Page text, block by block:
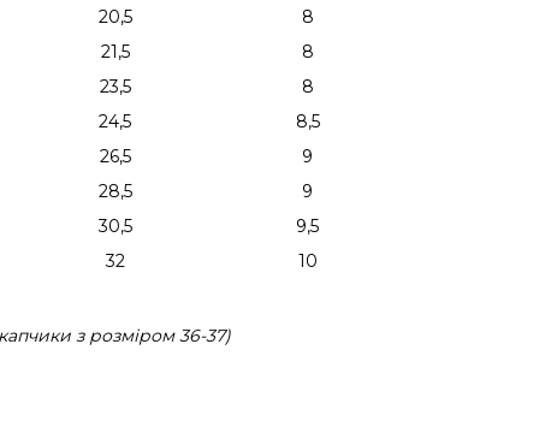
20,5
8
21,5
8
23,5
8
24,5
8,5
26,5
9
28,5
9
30,5
9,5
32
10
з розміром 36-37)